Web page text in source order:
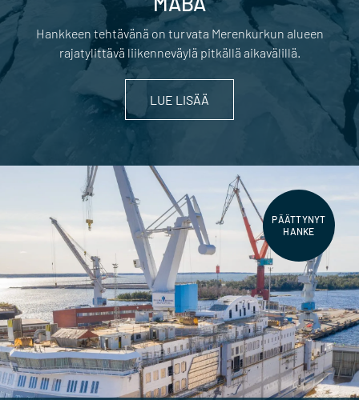
Hankkeen tehtävänä on turvata Merenkurkun alueen
rajatylittävä liikenneväylä pitkällä aikavälillä.
LUE LISÄÄ
PÄÄTTYNYT
HANKE